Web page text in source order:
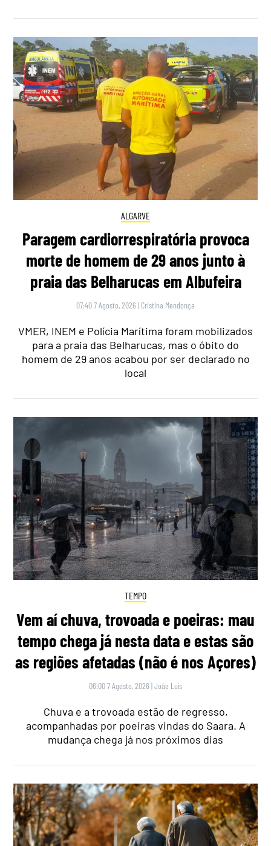
ALGARVE
Paragem cardiorrespiratória provoca
morte de homem de 29 anos junto à
praia das Belharucas em Albufeira
07:40 7 Agosto, 2026 | Cristina Mendonça
VMER, INEM e Polícia Marítima foram mobilizados
para a praia das Belharucas, mas o óbito do
homem de 29 anos acabou por ser declarado no
local
TEMPO
Vem aí chuva, trovoada e poeiras: mau
tempo chega já nesta data e estas são
as regiões afetadas (não é nos Açores)
06:00 7 Agosto, 2026 |João Luís
Chuva e a trovoada estão de regresso,
acompanhadas por poeiras vindas do Saara. A
mudança chega já nos próximos dias